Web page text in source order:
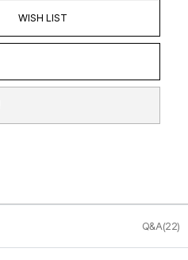
WISH LIST
Q&A(22)